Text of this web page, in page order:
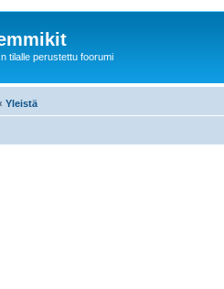
tilalle perustettu foorumi
‹ Yleistä